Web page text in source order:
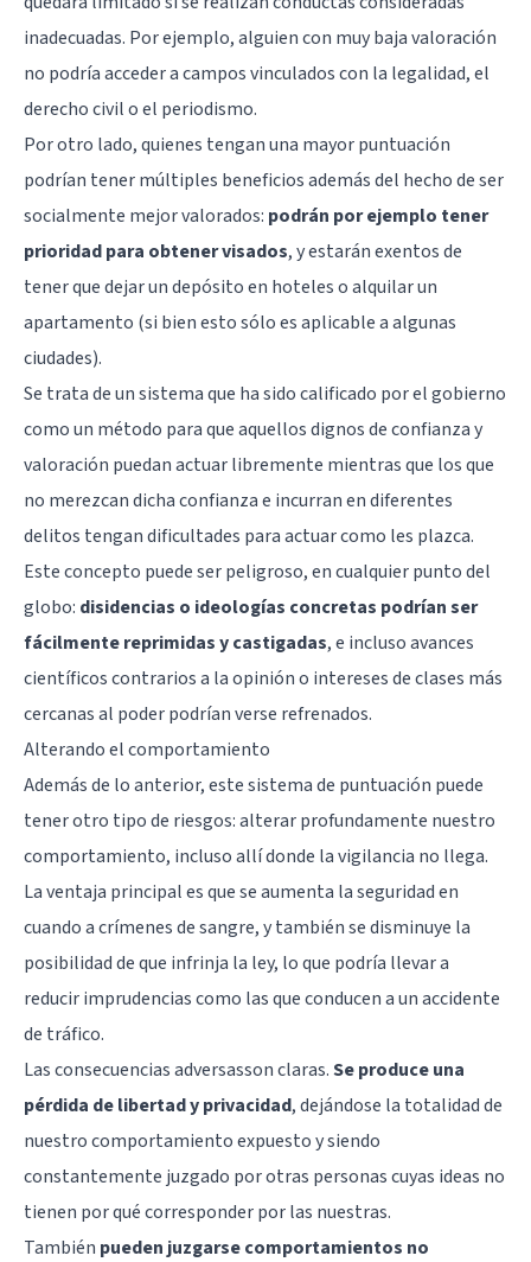
inadecuadas. Por ejemplo, alguien con muy baja valoración
no podría acceder a campos vinculados con la legalidad, el
derecho civil o el periodismo.
Por otro lado, quienes tengan una mayor puntuación
podrían tener múltiples beneficios además del hecho de ser
socialmente mejor valorados: podrán por ejemplo tener
prioridad para obtener visados, y estarán exentos de
tener que dejar un depósito en hoteles o alquilar un
apartamento (si bien esto sólo es aplicable a algunas
ciudades).
Se trata de un sistema que ha sido calificado por el gobierno
como un método para que aquellos dignos de confianza y
valoración puedan actuar libremente mientras que los que
no merezcan dicha confianza e incurran en diferentes
delitos tengan dificultades para actuar como les plazca.
Este concepto puede ser peligroso, en cualquier punto del
globo: disidencias o ideologías concretas podrían ser
fácilmente reprimidas y castigadas, e incluso avances
científicos contrarios a la opinión o intereses de clases más
cercanas al poder podrían verse refrenados.
Alterando el comportamiento
Además de lo anterior, este sistema de puntuación puede
tener otro tipo de riesgos: alterar profundamente nuestro
comportamiento, incluso allí donde la vigilancia no llega.
La ventaja principal es que se aumenta la seguridad en
cuando a crímenes de sangre, y también se disminuye la
posibilidad de que infrinja la ley, lo que podría llevar a
reducir imprudencias como las que conducen a un accidente
de tráfico.
Las consecuencias adversasson claras.Se produce una
pérdida de libertad y privacidad, dejándose la totalidad de
nuestro comportamiento expuesto y siendo
constantemente juzgado por otras personas cuyas ideas no
tienen por qué corresponder por las nuestras.
También pueden juzgarse comportamientos no